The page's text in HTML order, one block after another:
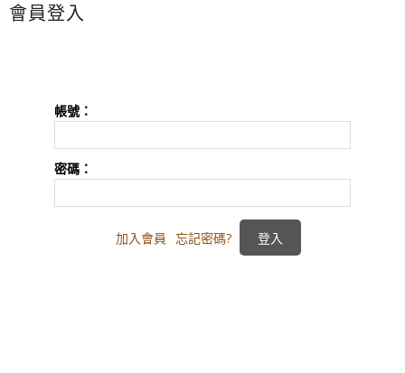
會員登入
帳號：
密碼：
加入會員 忘記密碼?